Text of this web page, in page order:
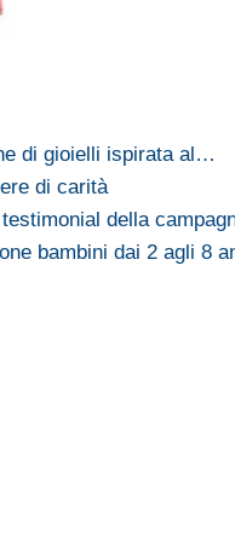
di gioielli ispirata al…
di carità
della
bambini dai 2 agli 8